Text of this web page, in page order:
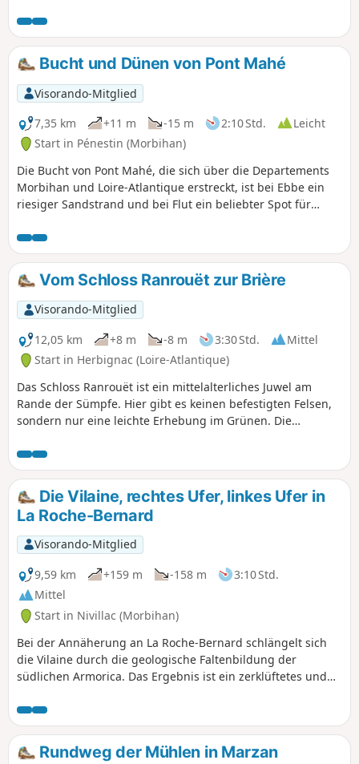
Brücken etwa 50 Meter über der Vilaine. Auf dem Brücken-
Rundweg kannst Du einen kleinen Abschnitt des Flusses in
dem Teil entdecken, in dem er durch den Sillon de Bretagne
fließt. Bereite Deine Waden vor!
Bucht und Dünen von Pont Mahé
Visorando-Mitglied
7,35 km
+11 m -15 m 2:10 Std.
Leicht
Start in Pénestin (Morbihan)
Die Bucht von Pont Mahé, die sich über die Departements
Morbihan und Loire-Atlantique erstreckt, ist bei Ebbe ein
riesiger Sandstrand und bei Flut ein beliebter Spot für
zu verbinden, ist eine angenehme Art, die
Verwaltungsgrenzen zu überschreiten.
Vom Schloss Ranrouët zur Brière
Visorando-Mitglied
12,05 km
+8 m -8 m 3:30 Std.
Mittel
Start in Herbignac (Loire-Atlantique)
Das Schloss Ranrouët ist ein mittelalterliches Juwel am
Rande der Sümpfe. Hier gibt es keinen befestigten Felsen,
sondern nur eine leichte Erhebung im Grünen. Die
vorgeschlagene Route führt durch die umliegende
Landschaft, in der sich Land und Wasser ständig
vermischen.
Die Vilaine, rechtes Ufer, linkes Ufer in
La Roche-Bernard
Visorando-Mitglied
9,59 km
+159 m -158 m
3:10 Std.
Mittel
Start in Nivillac (Morbihan)
Bei der Annäherung an La Roche-Bernard schlängelt sich
die Vilaine durch die geologische Faltenbildung der
südlichen Armorica. Das Ergebnis ist ein zerklüftetes und
lässt.
Rundweg der Mühlen in Marzan